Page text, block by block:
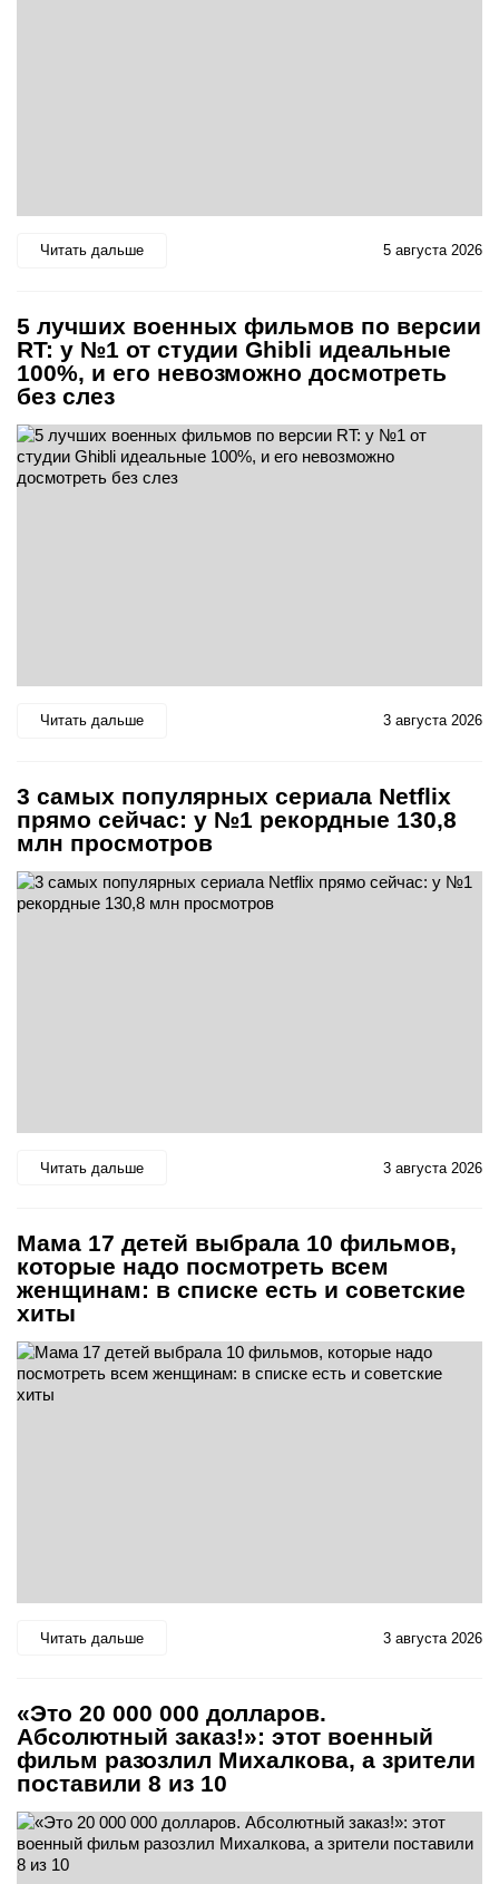
Читать дальше 5 августа 2026
5 лучших военных фильмов по версии
RT: у №1 от студии Ghibli идеальные
100%, и его невозможно досмотреть
без слез
Читать дальше 3 августа 2026
3 самых популярных сериала Netflix
прямо сейчас: у №1 рекордные 130,8
млн просмотров
Читать дальше 3 августа 2026
Мама 17 детей выбрала 10 фильмов,
которые надо посмотреть всем
женщинам: в списке есть и советские
хиты
Читать дальше 3 августа 2026
«Это 20 000 000 долларов.
Абсолютный заказ!»: этот военный
фильм разозлил Михалкова, а зрители
поставили 8 из 10